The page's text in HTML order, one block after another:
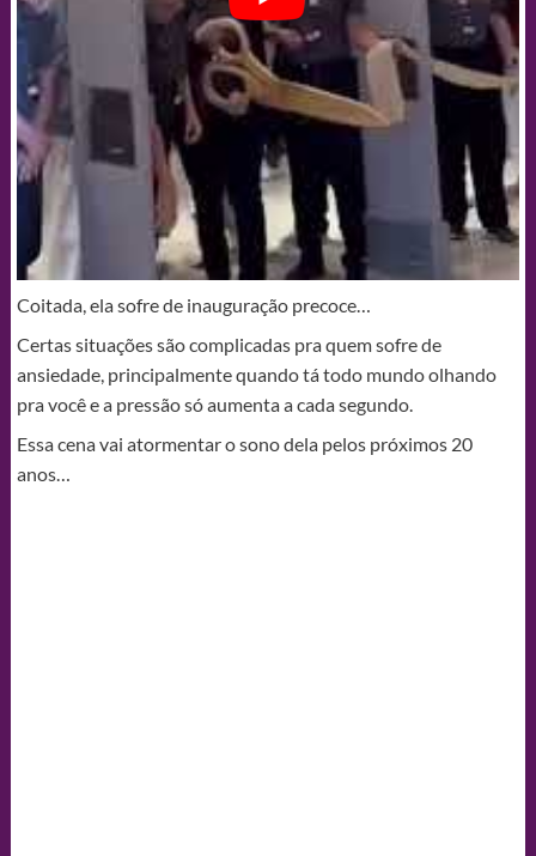
Coitada, ela sofre de inauguração precoce…
Certas situações são complicadas pra quem sofre de
ansiedade, principalmente quando tá todo mundo olhando
pra você e a pressão só aumenta a cada segundo.
Essa cena vai atormentar o sono dela pelos próximos 20
anos…